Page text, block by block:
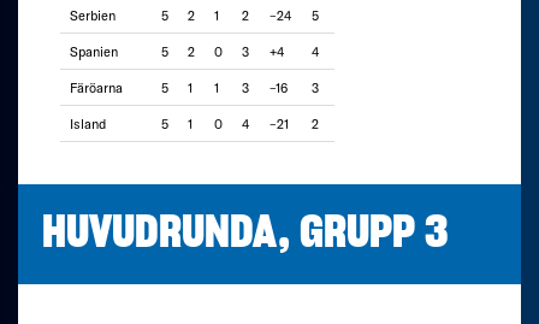
Serbien 5 2 1 2 –24 5
Spanien 5 2 0 3 +4 4
Färöarna 5 1 1 3 –16 3
Island 5 1 0 4 –21 2
HUVUDRUNDA, GRUPP 3